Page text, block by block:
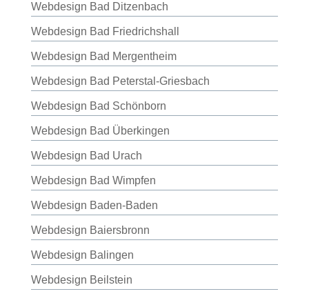
Webdesign Bad Ditzenbach
Webdesign Bad Friedrichshall
Webdesign Bad Mergentheim
Webdesign Bad Peterstal-Griesbach
Webdesign Bad Schönborn
Webdesign Bad Überkingen
Webdesign Bad Urach
Webdesign Bad Wimpfen
Webdesign Baden-Baden
Webdesign Baiersbronn
Webdesign Balingen
Webdesign Beilstein